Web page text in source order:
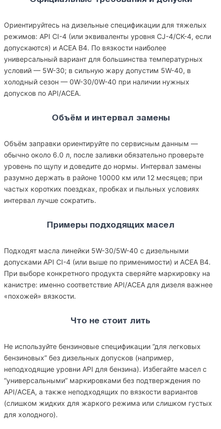
Ориентируйтесь на дизельные спецификации для тяжелых
режимов: API CI-4 (или эквиваленты уровня CJ-4/CK-4, если
допускаются) и ACEA B4. По вязкости наиболее
универсальный вариант для большинства температурных
условий — 5W-30; в сильную жару допустим 5W-40, в
холодный сезон — 0W-30/0W-40 при наличии нужных
допусков по API/ACEA.
Объём и интервал замены
Объём заправки ориентируйте по сервисным данным —
обычно около 6.0 л, после заливки обязательно проверьте
уровень по щупу и доведите до нормы. Интервал замены
разумно держать в районе 10000 км или 12 месяцев; при
частых коротких поездках, пробках и пыльных условиях
интервал лучше сократить.
Примеры подходящих масел
Подходят масла линейки 5W-30/5W-40 с дизельными
допусками API CI-4 (или выше по применимости) и ACEA B4.
При выборе конкретного продукта сверяйте маркировку на
канистре: именно соответствие API/ACEA для дизеля важнее
«похожей» вязкости.
Что не стоит лить
Не используйте бензиновые спецификации “для легковых
бензиновых” без дизельных допусков (например,
неподходящие уровни API для бензина). Избегайте масел с
“универсальными” маркировками без подтверждения по
API/ACEA, а также неподходящих по вязкости вариантов
(слишком жидких для жаркого режима или слишком густых
для холодного).